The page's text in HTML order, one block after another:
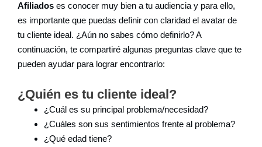
Afiliados es conocer muy bien a tu audiencia y para ello,
es importante que puedas definir con claridad el avatar de
tu cliente ideal. ¿Aún no sabes cómo definirlo? A
continuación, te compartiré algunas preguntas clave que te
pueden ayudar para lograr encontrarlo:
¿Quién es tu cliente ideal?
¿Cuál es su principal problema/necesidad?
¿Cuáles son sus sentimientos frente al problema?
¿Qué edad tiene?